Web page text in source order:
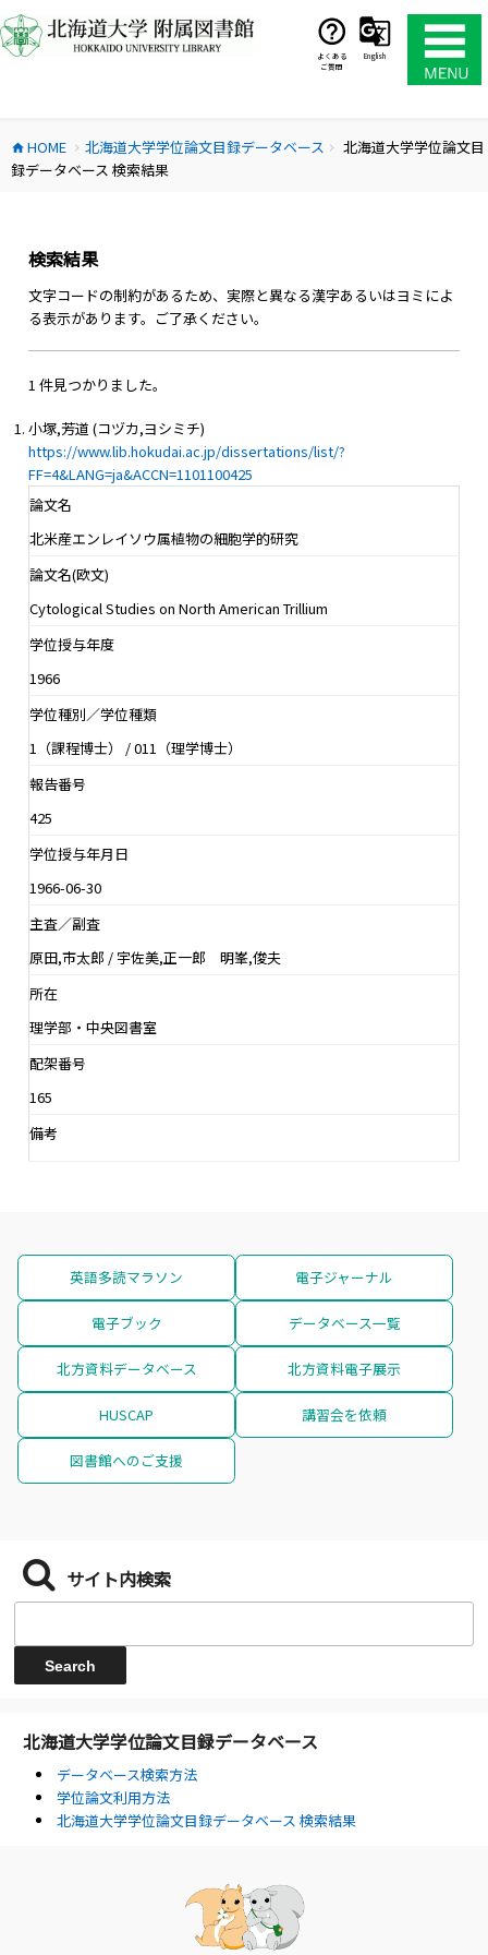
ン
テ
ス
キ
よくある
ご質問
English
home HOME chevron_right 北海道大学学位論文目録データベース chevron_right
北海道大学学位論文目
録データベース 検索結果
検索結果
文字コードの制約があるため、実際と異なる漢字あるいはヨミによ
る表示があります。ご了承ください。
1 件見つかりました。
小塚,芳道 (コヅカ,ヨシミチ)
https://www.lib.hokudai.ac.jp/dissertations/list/?
FF=4&LANG=ja&ACCN=1101100425
論文名
北米産エンレイソウ属植物の細胞学的研究
論文名(欧文)
Cytological Studies on North American Trillium
学位授与年度
1966
学位種別／学位種類
1（課程博士） / 011（理学博士）
報告番号
425
学位授与年月日
1966-06-30
主査／副査
原田,市太郎 / 宇佐美,正一郎 明峯,俊夫
所在
理学部・中央図書室
配架番号
165
備考
英語多読マラソン 電子ジャーナル
電子ブック データベース一覧
北方資料データベース 北方資料電子展示
HUSCAP 講習会を依頼
図書館へのご支援
サイト内検索
北海道大学学位論文目録データベース
データベース検索方法
学位論文利用方法
北海道大学学位論文目録データベース 検索結果